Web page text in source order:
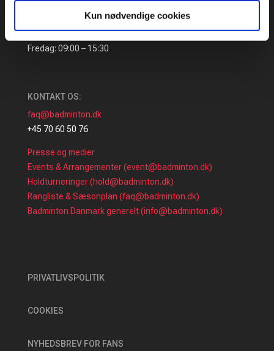
Kun nødvendige cookies
ÅBNINGSTIDER:
Mandag – Torsdag: 09:00 – 16:00
Fredag: 09:00 – 15:30
KONTAKT OS:
faq@badminton.dk
+45 70 60 50 76
Presse og medier
Events & Arrangementer (event@badminton.dk)
Holdturneringer (hold@badminton.dk)
Rangliste & Sæsonplan (faq@badminton.dk)
Badminton Danmark generelt (info@badminton.dk)
PRIVATLIVSPOLITIK
COOKIES
NYHEDSBREV FOR FANS